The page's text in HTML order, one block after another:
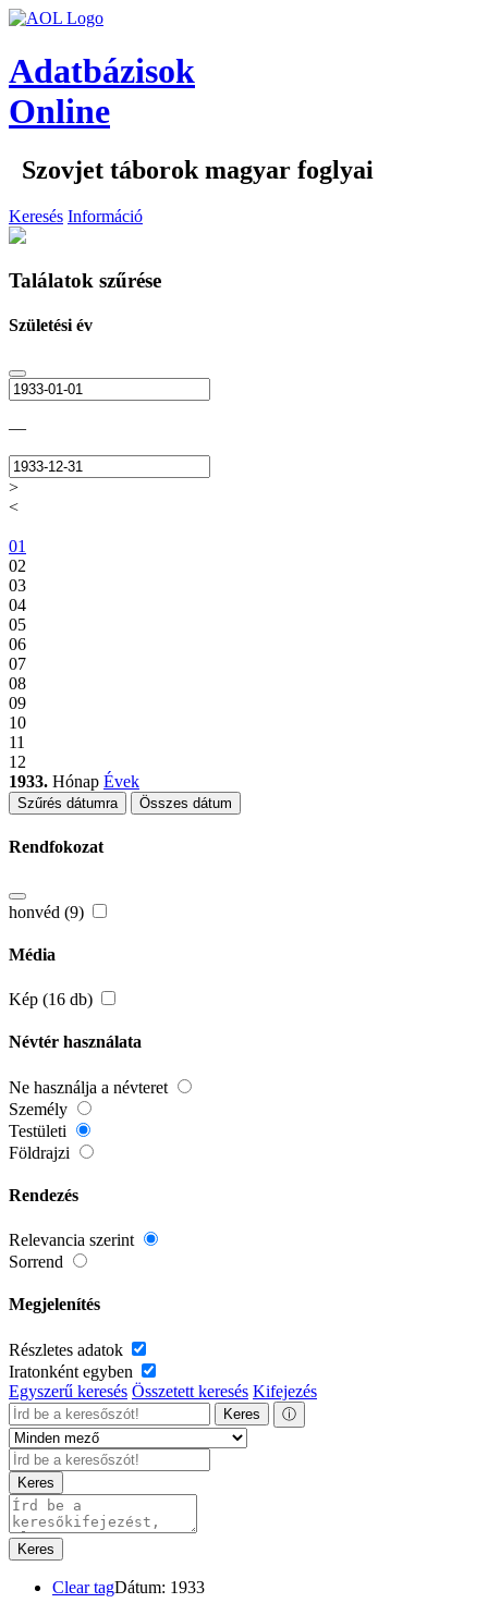
Adatbázisok
Online
Szovjet táborok magyar foglyai
Keresés Információ
Találatok szűrése
Születési év
—
>
<
01
02
03
04
05
06
07
08
09
10
11
12
1933. Hónap Évek
Szűrés dátumra Összes dátum
Rendfokozat
honvéd (9)
Média
Kép (16 db)
Névtér használata
Ne használja a névteret
Személy
Testületi
Földrajzi
Rendezés
Relevancia szerint
Sorrend
Megjelenítés
Részletes adatok
Iratonként egyben
Egyszerű keresés Összetett keresés Kifejezés
Keres ⓘ
Keres
Keres
Clear tagDátum: 1933